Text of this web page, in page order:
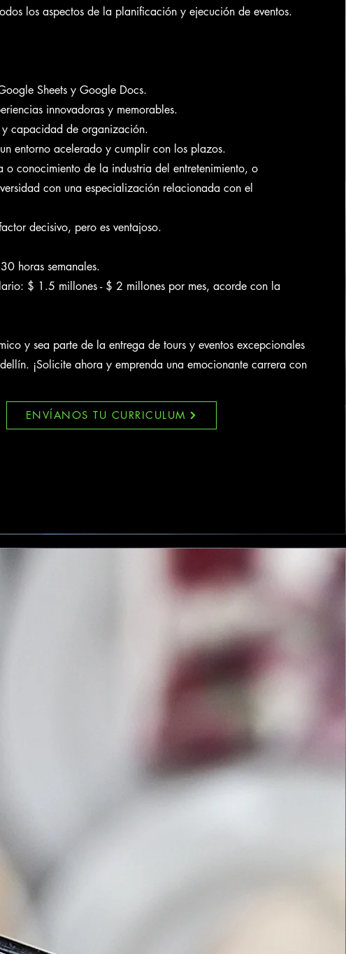
los aspectos de la planificación y ejecución de eventos.
Sheets y Google Docs.
innovadoras y memorables.
y capacidad de organización.
entorno acelerado y cumplir con los plazos.
o conocimiento de la industria del entretenimiento, o
con una especialización relacionada con el
decisivo, pero es ventajoso.
horas semanales.
$ 1.5 millones - $ 2 millones por mes, acorde con la
y sea parte de la entrega de tours y eventos excepcionales
¡Solicite ahora y emprenda una emocionante carrera con
ENVÍANOS TU CURRICULUM